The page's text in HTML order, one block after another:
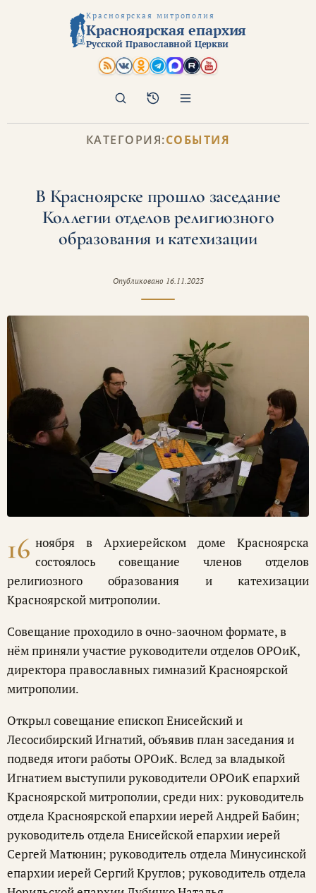
Красноярская митрополия
Красноярская епархия
Русской Православной Церкви
Архив
Поиск
КАТЕГОРИЯ:СОБЫТИЯ
В Красноярске прошло заседание
Коллегии отделов религиозного
образования и катехизации
Опубликовано 16.11.2023
16 ноября в Архиерейском доме Красноярска
состоялось совещание членов отделов
религиозного образования и катехизации
Красноярской митрополии.
Совещание проходило в очно-заочном формате, в
нём приняли участие руководители отделов ОРОиК,
директора православных гимназий Красноярской
митрополии.
Открыл совещание епископ Енисейский и
Лесосибирский Игнатий, объявив план заседания и
подведя итоги работы ОРОиК. Вслед за владыкой
Игнатием выступили руководители ОРОиК епархий
Красноярской митрополии, среди них: руководитель
отдела Красноярской епархии иерей Андрей Бабин;
руководитель отдела Енисейской епархии иерей
Сергей Матюнин; руководитель отдела Минусинской
епархии иерей Сергий Круглов; руководитель отдела